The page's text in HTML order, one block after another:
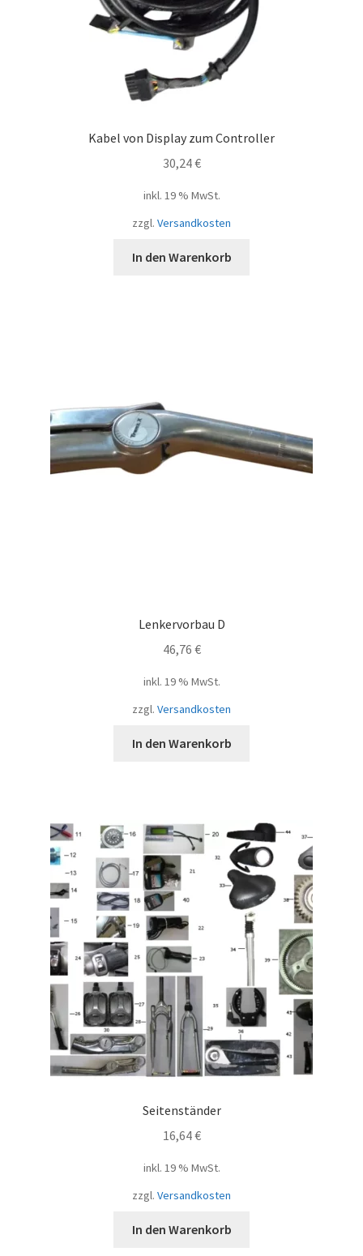
Kabel von Display zum Controller
30,24€
inkl. 19 % MwSt.
zzgl. Versandkosten
In den Warenkorb
Lenkervorbau D
46,76 €
inkl. 19 % MwSt.
zzgl. Versandkosten
In den Warenkorb
Seitenständer
16,64€
inkl. 19 % MwSt.
zzgl. Versandkosten
In den Warenkorb